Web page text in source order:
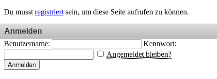
Du musst registriert sein, um diese Seite aufrufen zu können.
Anmelden
Benutzername:
Kennwort:
Angemeldet bleiben?
Anmelden